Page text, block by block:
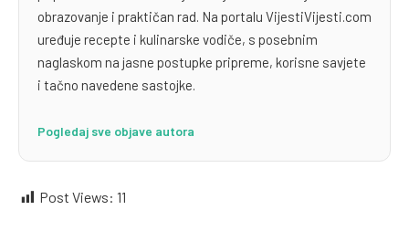
obrazovanje i praktičan rad. Na portalu VijestiVijesti.com
uređuje recepte i kulinarske vodiče, s posebnim
naglaskom na jasne postupke pripreme, korisne savjete
i tačno navedene sastojke.
Pogledaj sve objave autora
Post Views: 11